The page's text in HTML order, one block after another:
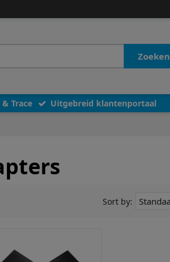
Zoeken
Trace Uitgebreid klantenportaal
Sort by: